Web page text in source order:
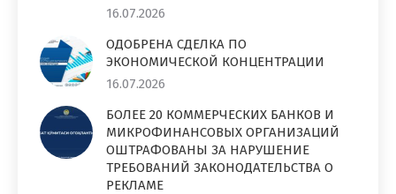
16.07.2026
ОДОБРЕНА СДЕЛКА ПО
ЭКОНОМИЧЕСКОЙ КОНЦЕНТРАЦИИ
16.07.2026
БОЛЕЕ 20 КОММЕРЧЕСКИХ БАНКОВ И
МИКРОФИНАНСОВЫХ ОРГАНИЗАЦИЙ
ОШТРАФОВАНЫ ЗА НАРУШЕНИЕ
ТРЕБОВАНИЙ ЗАКОНОДАТЕЛЬСТВА О
РЕКЛАМЕ